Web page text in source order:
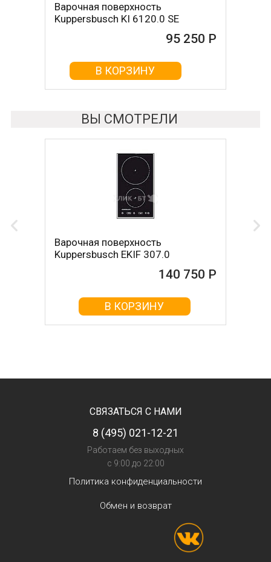
Варочная поверхность
Kuppersbusch KI 6120.0 SE
95 250 Р
В КОРЗИНУ
Варочная поверхность DE
DIETRICH DPI7884W
95 420 Р
В КОРЗИНУ
ВЫ СМОТРЕЛИ
Варочная поверхность
Kuppersbusch EKIF 307.0
140 750 Р
В КОРЗИНУ
СВЯЗАТЬСЯ С НАМИ
8 (495) 021-12-21
Работаем без выходных
с 9:00 до 22:00
Политика конфиденциальности
Обмен и возврат